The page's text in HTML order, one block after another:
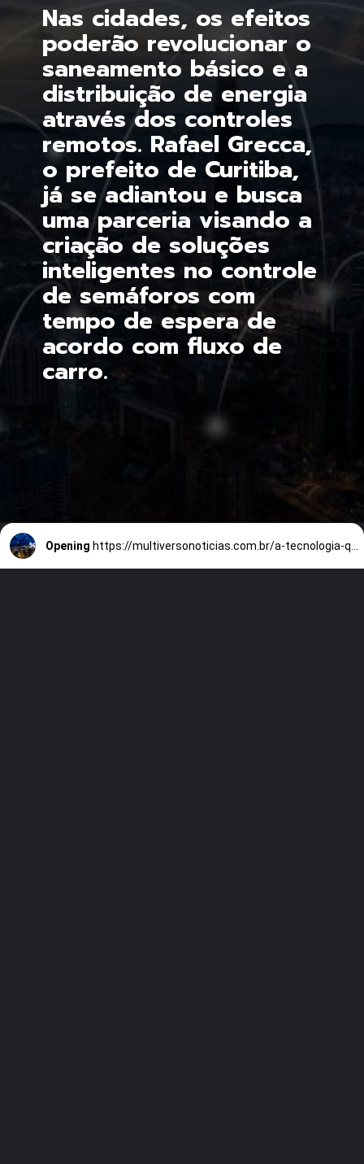
Nas cidades, os efeitos
poderão revolucionar o
saneamento básico e a
distribuição de energia
através dos controles
remotos. Rafael Grecca,
o prefeito de Curitiba,
já se adiantou e busca
uma parceria visando a
criação de soluções
inteligentes no controle
de semáforos com
tempo de espera de
acordo com fluxo de
carro.
Opening